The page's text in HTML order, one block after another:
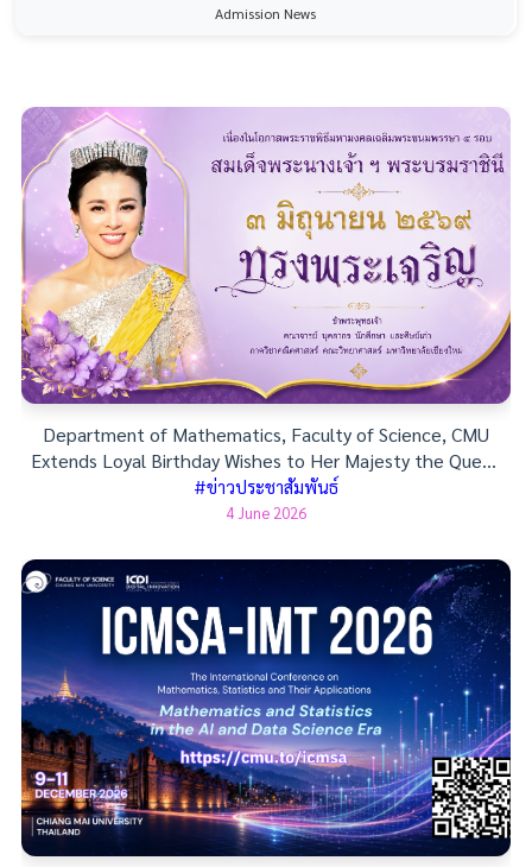
Admission News
Department of Mathematics, Faculty of Science, CMU
Extends Loyal Birthday Wishes to Her Majesty the Queen
on 3 June 2026
#ข่าวประชาสัมพันธ์
4 June 2026